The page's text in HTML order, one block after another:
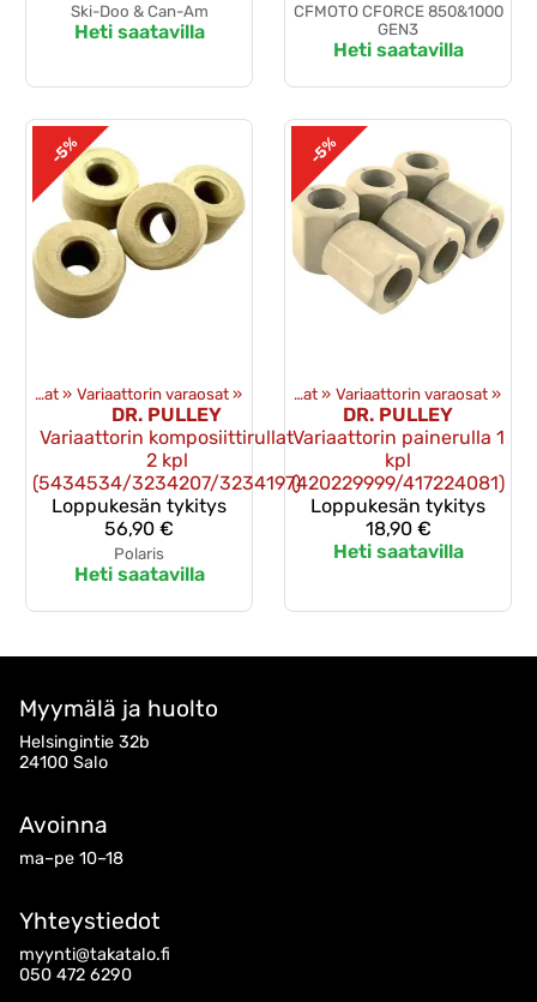
Ski-Doo & Can-Am
Heti saatavilla
CFMOTO CFORCE 850&1000
GEN3
Heti saatavilla
-5%
Variaattorin osat ‪» Variaattorin varaosat ‪»
DR. PULLEY
Variaattorin komposiittirullat
2 kpl
(5434534/3234207/3234197)
Loppukesän tykitys
56,90 €
Polaris
Heti saatavilla
-5%
ja toisioveto ‪» Variaattorin osat ‪» Variaattorin varaosat ‪»
DR. PULLEY
Variaattorin painerulla 1
kpl
(420229999/417224081)
Loppukesän tykitys
18,90 €
Heti saatavilla
Myymälä ja huolto
Helsingintie 32b
24100 Salo
Avoinna
ma–pe 10–18
Yhteystiedot
myynti@takatalo.fi
050 472 6290